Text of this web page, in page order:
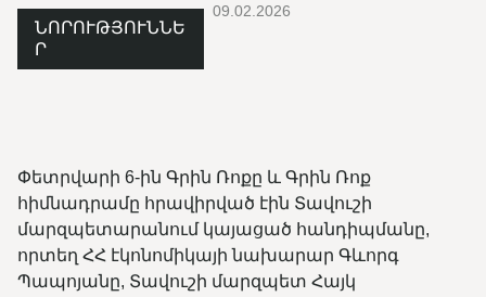
ՆՈՐՈՒԹՅՈՒՆՆԵ
Ր
09.02.2026
Փետրվարի 6-ին Գրին Ռոքը և Գրին Ռոք
հիմնադրամը հրավիրված էին Տավուշի
մարզպետարանում կայացած հանդիպմանը,
որտեղ ՀՀ էկոնոմիկայի նախարար Գևորգ
Պապոյանը, Տավուշի մարզպետ Հայկ